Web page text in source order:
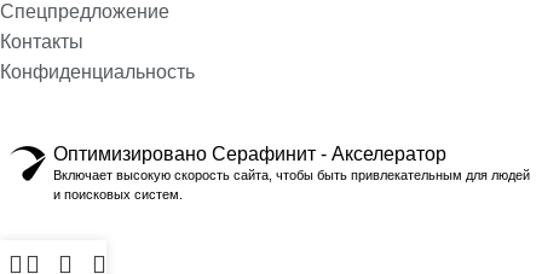
Спецпредложение
Контакты
Конфиденциальность
Оптимизировано Серафинит - Акселератор
Включает высокую скорость сайта, чтобы быть привлекательным для людей
и поисковых систем.